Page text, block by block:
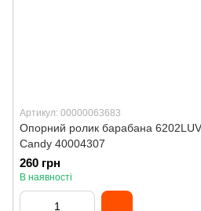
Артикул: 00000063683
Опорний ролик барабана
Candy 40004307
260 грн
В наявності